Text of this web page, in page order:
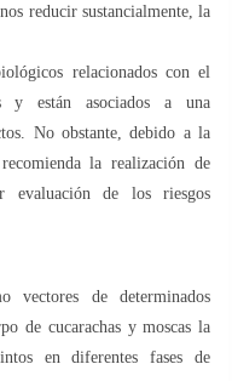
reducir sustancialmente, la
relacionados con el
y están asociados a una
No obstante, debido a la
la realización de
evaluación de los riesgos
vectores de determinados
de cucarachas y moscas la
en diferentes fases de